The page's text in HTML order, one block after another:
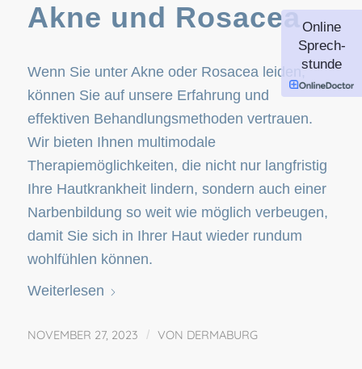
Akne und Rosacea
Wenn Sie unter Akne oder Rosacea leiden,
können Sie auf unsere Erfahrung und
effektiven Behandlungsmethoden vertrauen.
Wir bieten Ihnen multimodale
Therapiemöglichkeiten, die nicht nur langfristig
Ihre Hautkrankheit lindern, sondern auch einer
Narbenbildung so weit wie möglich verbeugen,
damit Sie sich in Ihrer Haut wieder rundum
wohlfühlen können.
Weiterlesen
NOVEMBER 27, 2023 / VON DERMABURG
Online
Sprech-
stunde